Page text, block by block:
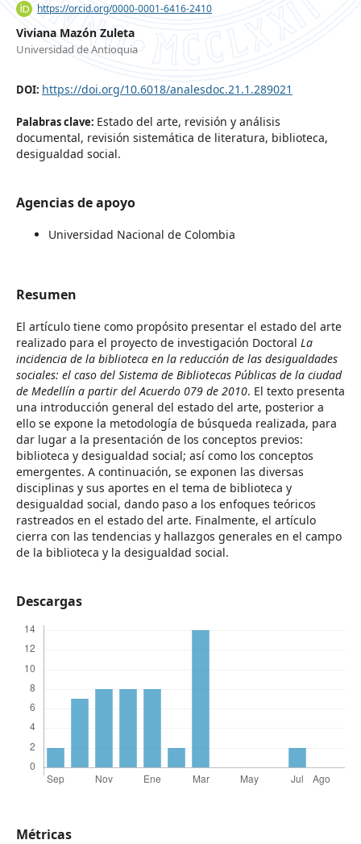
https://orcid.org/0000-0001-6416-2410
Viviana Mazón Zuleta
Universidad de Antioquia
DOI: https://doi.org/10.6018/analesdoc.21.1.289021
Palabras clave: Estado del arte, revisión y análisis
documental, revisión sistemática de literatura, biblioteca,
desigualdad social.
Agencias de apoyo
Universidad Nacional de Colombia
Resumen
El artículo tiene como propósito presentar el estado del arte
realizado para el proyecto de investigación Doctoral La
incidencia de la biblioteca en la reducción de las desigualdades
sociales: el caso del Sistema de Bibliotecas Públicas de la ciudad
de Medellín a partir del Acuerdo 079 de 2010. El texto presenta
una introducción general del estado del arte, posterior a
ello se expone la metodología de búsqueda realizada, para
dar lugar a la presentación de los conceptos previos:
biblioteca y desigualdad social; así como los conceptos
emergentes. A continuación, se exponen las diversas
disciplinas y sus aportes en el tema de biblioteca y
desigualdad social, dando paso a los enfoques teóricos
rastreados en el estado del arte. Finalmente, el artículo
cierra con las tendencias y hallazgos generales en el campo
de la biblioteca y la desigualdad social.
Descargas
Métricas